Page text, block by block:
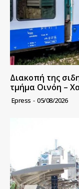
Διακοπή της
τμήμα Οινόη –
Epress - 05/08/2026